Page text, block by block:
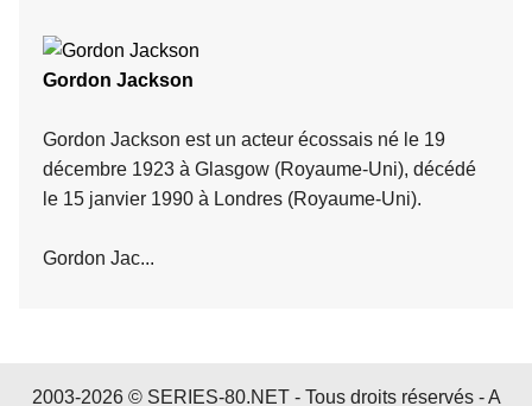
Gordon Jackson
Gordon Jackson est un acteur écossais né le 19
décembre 1923 à Glasgow (Royaume-Uni), décédé
le 15 janvier 1990 à Londres (Royaume-Uni).
Gordon Jac...
2003-2026 © SERIES-80.NET - Tous droits réservés -A